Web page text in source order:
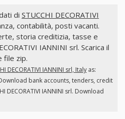
di STUCCHI DECORATIVI
contabilità, posti vacanti.
storia creditizia, tasse e
IANNINI srl. Scarica il
file zip.
DECORATIVI IANNINI srl, Italyas:
bank accounts, tenders, credit
DECORATIVI IANNINI srl. Download